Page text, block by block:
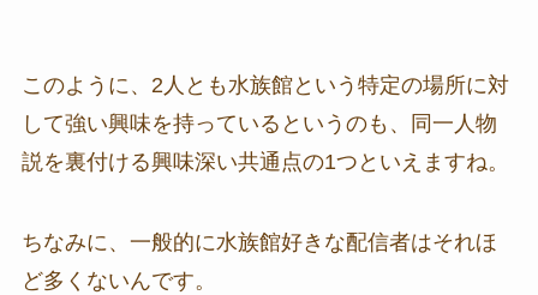
このように、2人とも水族館という特定の場所に対
して強い興味を持っているというのも、同一人物
説を裏付ける興味深い共通点の1つといえますね。
ちなみに、一般的に水族館好きな配信者はそれほ
ど多くないんです。